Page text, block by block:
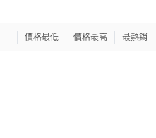
價格最低 價格最高 最熱銷